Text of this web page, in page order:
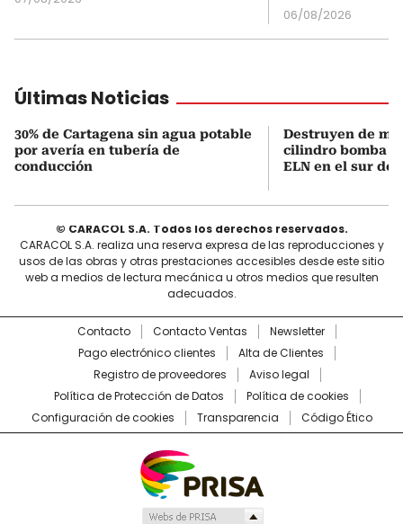
06/08/2026
Últimas Noticias
30% de Cartagena sin agua potable
por avería en tubería de
conducción
Destruyen de
cilindro bomba
ELN en el sur de
© CARACOL S.A. Todos los derechos reservados.
CARACOL S.A. realiza una reserva expresa de las reproducciones y
usos de las obras y otras prestaciones accesibles desde este sitio
web a medios de lectura mecánica u otros medios que resulten
adecuados.
Contacto Contacto Ventas
Newsletter
Pago electrónico clientes
Alta de Clientes
Registro de proveedores
Aviso legal
Política de Protección de Datos
Política de cookies
Configuración de cookies
Transparencia Código Ético